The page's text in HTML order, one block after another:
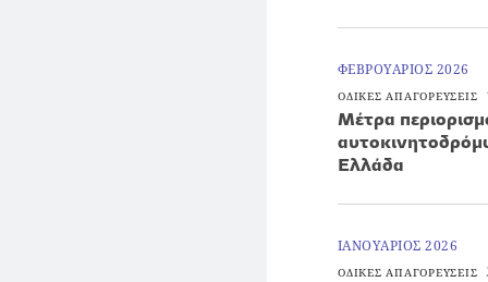
ΦΕΒΡΟΥΑΡΙΟΣ 2026
ΟΔΙΚΕΣ ΑΠΑΓΟΡΕΥΣΕΙΣ
Μέτρα
Ελλάδα
ΙΑΝΟΥΑΡΙΟΣ 2026
ΟΔΙΚΕΣ ΑΠΑΓΟΡΕΥΣΕΙΣ